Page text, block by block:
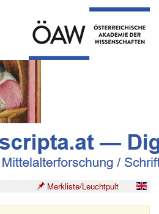
Merkliste/Leuchtpult